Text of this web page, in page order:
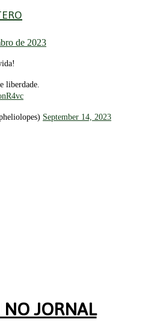
de 2023
liberdade.
September 14, 2023
JORNAL